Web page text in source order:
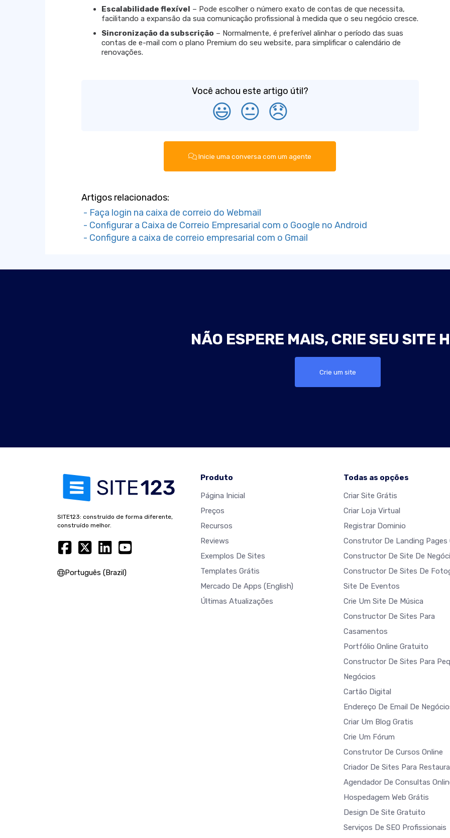
Escalabilidade flexível
– Pode escolher o número exato de contas de que necessita,
facilitando a expansão da sua comunicação profissional à medida que o seu negócio cresce.
Sincronização da subscrição – Normalmente, é preferível alinhar o período das suas
contas de e-mail com o plano Premium do seu website, para simplificar o calendário de
renovações.
Você achou este artigo útil?
😃 😐 😞
Inicie uma conversa com um agente
Artigos relacionados:
- Faça login na caixa de correio do Webmail
- Configurar a Caixa de Correio Empresarial com o Google no Android
- Configure a caixa de correio empresarial com o Gmail
NÃO ESPERE MAIS, CRIE SEU SITE
Crie um site
SITE123: construído de forma diferente,
construído melhor.
Português (Brazil)
Produto
Página Inicial
Preços
Recursos
Reviews
Exemplos De Sites
Templates Grátis
Mercado De Apps (English)
Últimas Atualizações
Todas as opções
Criar Site Grátis
Criar Loja Virtual
Registrar Dominio
Construtor De Landing Pages
Constructor De Site De
Constructor De Sites De
Site De Eventos
Crie Um Site De Música
Constructor De Sites Para
Casamentos
Portfólio Online Gratuito
Constructor De Sites Para
Negócios
Cartão Digital
Endereço De Email De
Criar Um Blog Gratis
Crie Um Fórum
Construtor De Cursos Online
Criador De Sites Para
Agendador De Consultas
Hospedagem Web Grátis
Design De Site Gratuito
Serviços De SEO Profissionais